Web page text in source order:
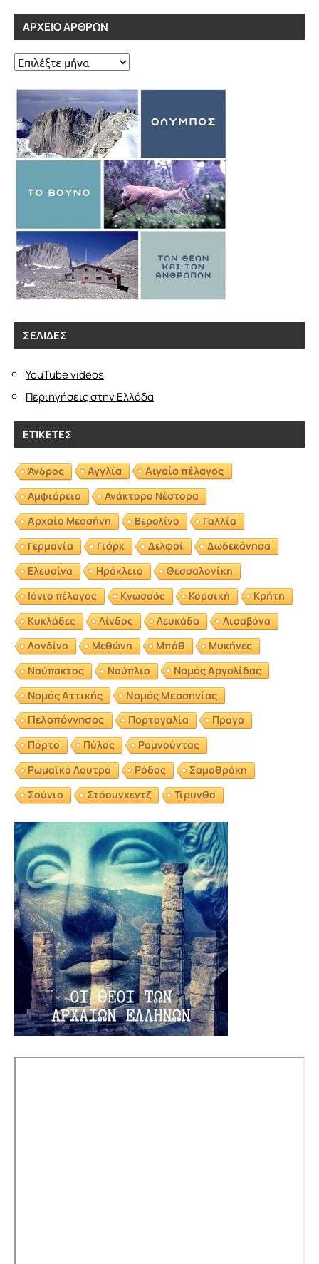
ΑΡΧΕΊΟ ΆΡΘΡΩΝ
ΣΕΛΊΔΕΣ
YouTube videos
Περιηγήσεις στην Ελλάδα
ΕΤΙΚΈΤΕΣ
Άνδρος Αγγλία Αιγαίο πέλαγος
Αμφιάρειο
Ανάκτορο Νέστορα
Αρχαία Μεσσήνη
Βερολίνο
Γαλλία
Γερμανία
Γιόρκ Δελφοί
Δωδεκάνησα
Ελευσίνα
Ηράκλειο
Θεσσαλονίκη
Ιόνιο πέλαγος
Κνωσσός Κορσική
Κρήτη
Κυκλάδες
Λίνδος Λευκάδα
Λισαβόνα
Λονδίνο
Μεθώνη Μπάθ
Μυκήνες
Ναύπακτος
Ναύπλιο
Νομός Αργολίδας
Νομός Αττικής
Νομός Μεσσηνίας
Πελοπόννησος Πορτογαλία
Πράγα
Πόρτο
Πύλος
Ραμνούντας
Ρωμαϊκά Λουτρά
Ρόδος
Σαμοθράκη
Σούνιο
Στόουνχεντζ Τίρυνθα